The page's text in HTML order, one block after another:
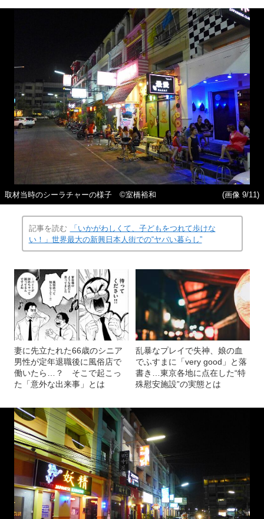
取材当時のシーラチャーの様子 ©室橋裕和 (画像 9/11)
記事を読む
「いかがわしくて、子どもをつれて歩けな
い！」世界最大の新興日本人街での“ヤバい暮らし”
妻に先立たれた66歳のシニア
男性が定年退職後に風俗店で
働いたら…？ そこで起こっ
た「意外な出来事」とは
乱暴なプレイで失神、娘の血
でふすまに「very good」と落
書き…東京各地に点在した“特
殊慰安施設”の実態とは